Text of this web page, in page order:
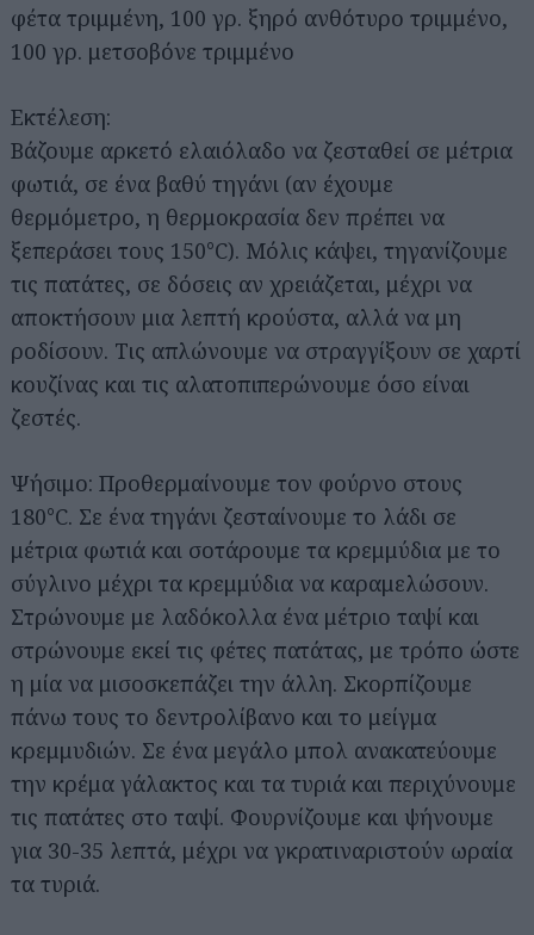
φέτα τριμμένη, 100 γρ. ξηρό ανθότυρο τριμμένο,
100 γρ. μετσοβόνε τριμμένο
Εκτέλεση:
Βάζουμε αρκετό ελαιόλαδο να ζεσταθεί σε μέτρια
φωτιά, σε ένα βαθύ τηγάνι (αν έχουμε
θερμόμετρο, η θερμοκρασία δεν πρέπει να
ξεπεράσει τους 150°C). Μόλις κάψει, τηγανίζουμε
τις πατάτες, σε δόσεις αν χρειάζεται, μέχρι να
αποκτήσουν μια λεπτή κρούστα, αλλά να μη
ροδίσουν. Τις απλώνουμε να στραγγίξουν σε χαρτί
κουζίνας και τις αλατοπιπερώνουμε όσο είναι
ζεστές.
Ψήσιμο: Προθερμαίνουμε τον φούρνο στους
180°C. Σε ένα τηγάνι ζεσταίνουμε το λάδι σε
μέτρια φωτιά και σοτάρουμε τα κρεμμύδια με το
σύγλινο μέχρι τα κρεμμύδια να καραμελώσουν.
Στρώνουμε με λαδόκολλα ένα μέτριο ταψί και
στρώνουμε εκεί τις φέτες πατάτας, με τρόπο ώστε
η μία να μισοσκεπάζει την άλλη. Σκορπίζουμε
πάνω τους το δεντρολίβανο και το μείγμα
κρεμμυδιών. Σε ένα μεγάλο μπολ ανακατεύουμε
την κρέμα γάλακτος και τα τυριά και περιχύνουμε
τις πατάτες στο ταψί. Φουρνίζουμε και ψήνουμε
για 30-35 λεπτά, μέχρι να γκρατιναριστούν ωραία
τα τυριά.
Αναζήτηση
για...